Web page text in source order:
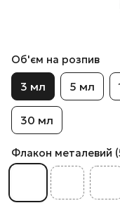
Об'єм на розпив
3 мл 5 мл
30 мл
Флакон металевий